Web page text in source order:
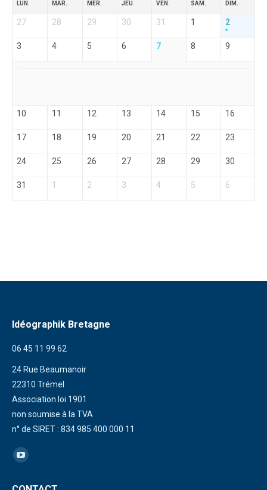
LUN. MAR. MER. JEU. VEN. SAM. DIM.
27 28 29 30 31 1 2
3 4 5 6 7 8 9
10 11 12 13 14 15 16
17 18 19 20 21 22 23
24 25 26 27 28 29 30
31 1 2 3 4 5 6
Idéographik Bretagne
06 45 11 99 62
24 Rue Beaumanoir
22310 Trémel
Association loi 1901
non soumise à la TVA
n° de SIRET : 834 985 400 000 11
Trouvez nous sur :
La